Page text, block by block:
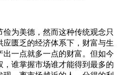
为美德，然而这种传统观念只
应匮乏的经济体系下，财富与生
出一点就多一点的财富。但如今
，谁掌握市场谁才能得到最多的